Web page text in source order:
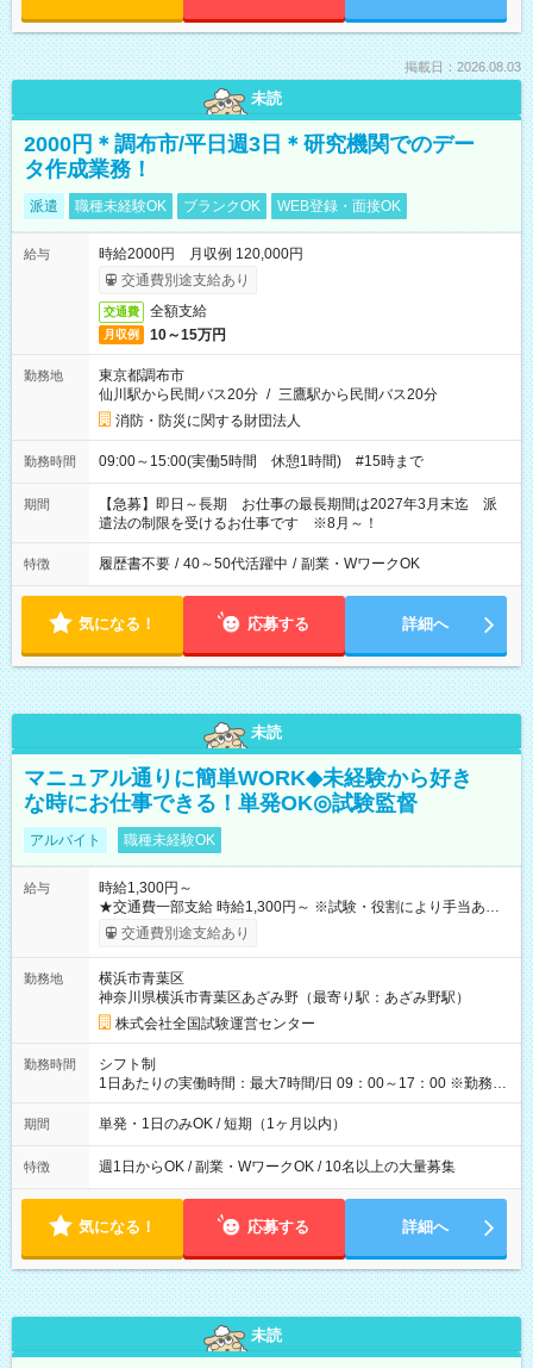
掲載日：2026.08.03
未読
2000円＊調布市/平日週3日＊研究機関でのデー
タ作成業務！
派遣 職種未経験OK ブランクOK WEB登録・面接OK
給与
時給2000円 月収例 120,000円
交通費別途支給あり
交通費 全額支給
月収例 10～15万円
勤務地
東京都調布市
仙川駅から民間バス20分 / 三鷹駅から民間バス20分
消防・防災に関する財団法人
勤務時間 09:00～15:00(実働5時間 休憩1時間) #15時まで
期間
【急募】即日～長期 お仕事の最長期間は2027年3月末迄 派
遣法の制限を受けるお仕事です ※8月～！
特徴 履歴書不要 / 40～50代活躍中 / 副業・WワークOK
気になる！ 応募する 詳細へ
未読
マニュアル通りに簡単WORK◆未経験から好き
な時にお仕事できる！単発OK◎試験監督
アルバイト 職種未経験OK
給与
時給1,300円～
★交通費一部支給 時給1,300円～ ※試験・役割により手当あり
※勤務回数により昇給あり 【即給（前払い）オプションあ
り！】 希望される場合、勤務から1週間ほどで給与の一部を受け
例】 ・河合塾模擬試験 8:30～17:30（休憩1時間） 時給1,300円
×8時間＝日収10,400円＋交通費 ※当日の役割により時給＋100
円の場合あり ・国家試験 7:00～13:30（休憩なし） 時給1,300
円（役割手当＋100円）×6時間＝日収8,400円＋交通費 【試用期
間】試用期間なし
交通費別途支給あり
勤務地
横浜市青葉区
神奈川県横浜市青葉区あざみ野（最寄り駅：あざみ野駅）
株式会社全国試験運営センター
勤務時間
シフト制
1日あたりの実働時間：最大7時間/日 09：00～17：00 ※勤務時
間は 試験により異なります。
期間 単発・1日のみOK / 短期（1ヶ月以内）
特徴 週1日からOK / 副業・WワークOK / 10名以上の大量募集
気になる！ 応募する 詳細へ
未読